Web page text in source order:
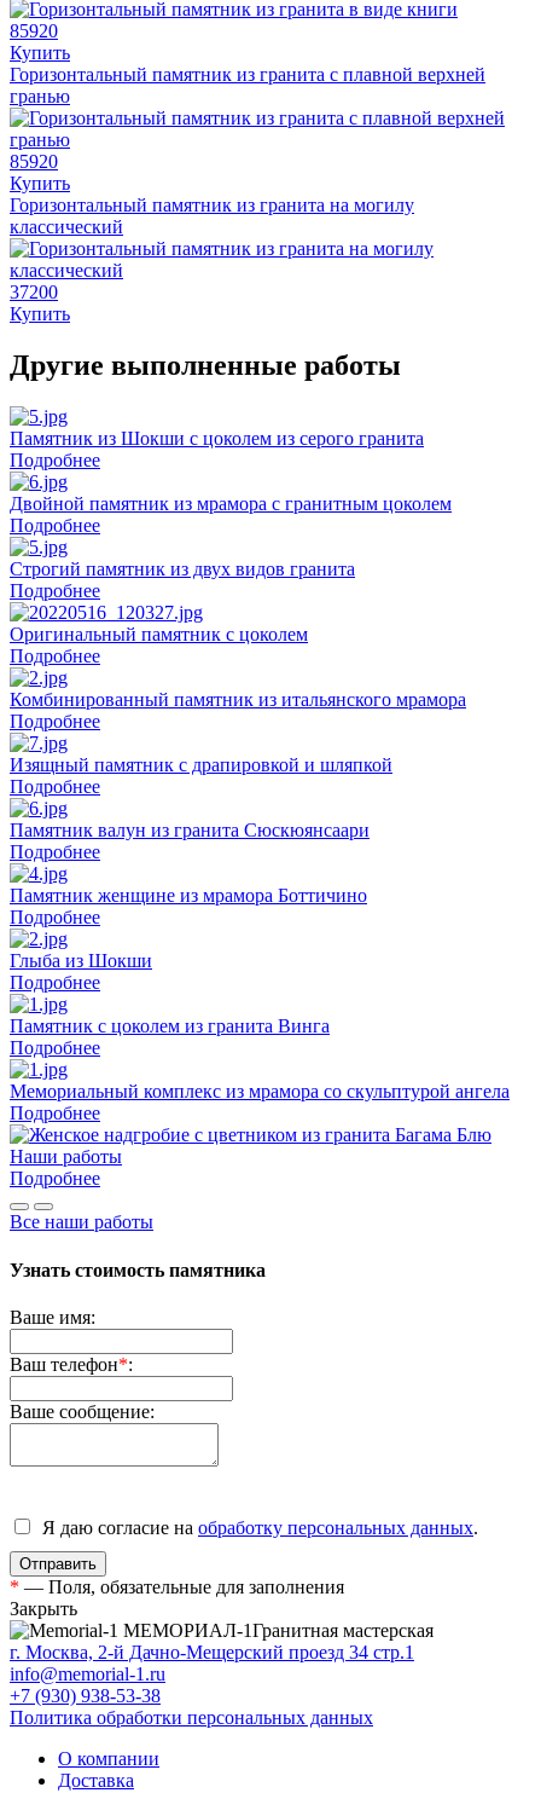
85920
Купить
Горизонтальный памятник из гранита с плавной верхней
гранью
85920
Купить
Горизонтальный памятник из гранита на могилу
классический
37200
Купить
Другие выполненные работы
Памятник из Шокши с цоколем из серого гранита
Подробнее
Двойной памятник из мрамора с гранитным цоколем
Подробнее
Строгий памятник из двух видов гранита
Подробнее
Оригинальный памятник с цоколем
Подробнее
Комбинированный памятник из итальянского мрамора
Подробнее
Изящный памятник с драпировкой и шляпкой
Подробнее
Памятник валун из гранита Сюскюянсаари
Подробнее
Памятник женщине из мрамора Боттичино
Подробнее
Глыба из Шокши
Подробнее
Памятник с цоколем из гранита Винга
Подробнее
Мемориальный комплекс из мрамора со скульптурой ангела
Подробнее
Наши работы
Подробнее
Все наши работы
Узнать стоимость памятника
Ваше имя:
Ваш телефон*:
Ваше сообщение:
Я даю согласие на обработку персональных данных.
* — Поля, обязательные для заполнения
Закрыть
МЕМОРИАЛ-1Гранитная мастерская
г. Москва, 2-й Дачно-Мещерский проезд 34 стр.1
info@memorial-1.ru
+7 (930) 938-53-38
Политика обработки персональных данных
О компании
Доставка